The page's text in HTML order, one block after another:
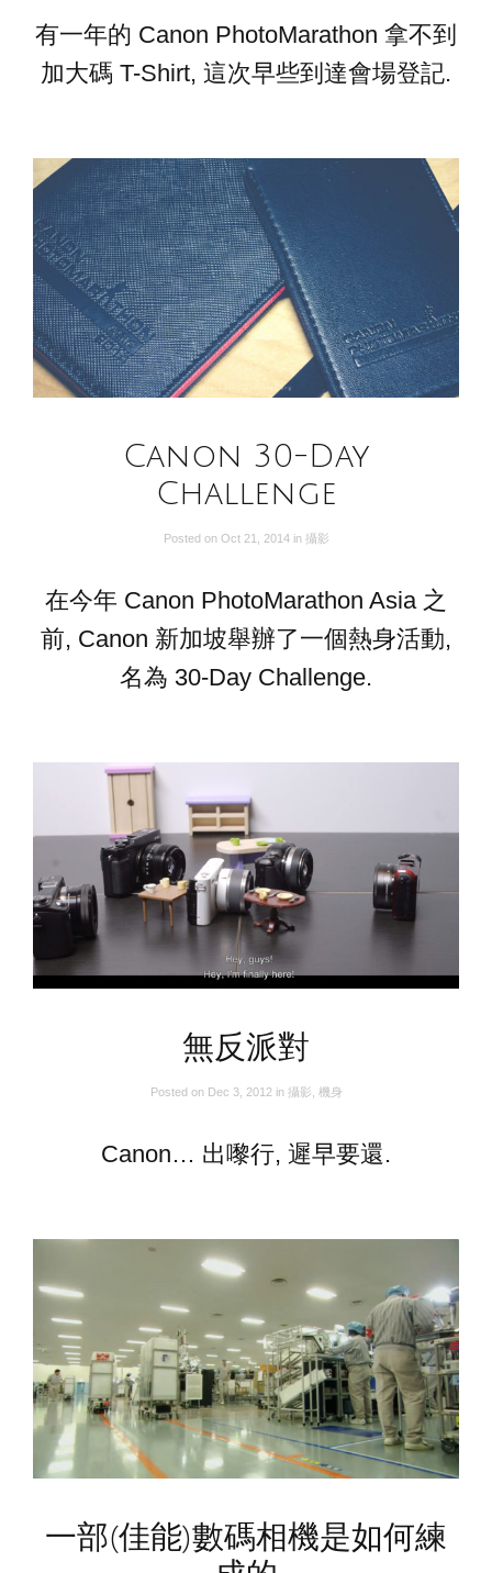
有一年的 Canon PhotoMarathon 拿不到
加大碼 T-Shirt, 這次早些到達會場登記.
Canon 30-Day
Challenge
Posted on Oct 21, 2014 in 攝影
在今年 Canon PhotoMarathon Asia 之
前, Canon 新加坡舉辦了一個熱身活動,
名為 30-Day Challenge.
無反派對
Posted on Dec 3, 2012 in 攝影 機身
Canon… 出嚟行, 遲早要還.
一部(佳能)數碼相機是如何練